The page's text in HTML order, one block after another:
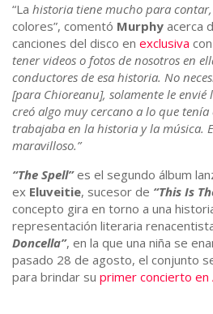
“La historia tiene mucho para
colores”, comentó Murphy acerca
canciones del disco en exclusiva con
tener videos o fotos de nosotros en
conductores de esa historia. No
[para Chioreanu], solamente le
creó algo muy cercano a lo que
trabajaba en la historia y la música.
maravilloso.”
“The Spell”es el segundo álbum
ex Eluveitie, sucesor de “This Is
concepto gira en torno a una
representación literaria
Doncella”, en la que una niña se
pasado 28 de agosto, el conjunto
para brindar su primer concierto en